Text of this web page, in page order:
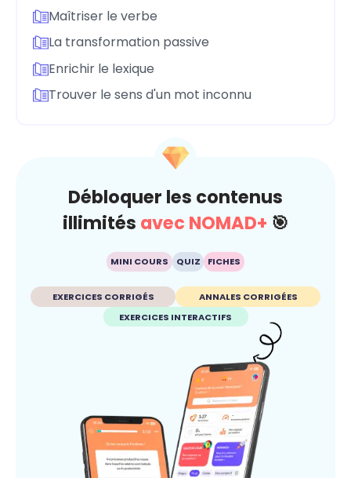
Maîtriser le verbe
La transformation passive
Enrichir le lexique
Trouver le sens d'un mot inconnu
Débloquer les contenus
illimités avec NOMAD+ 🎯
MINI COURS QUIZ FICHES
EXERCICES CORRIGÉS
ANNALES CORRIGÉES
EXERCICES INTERACTIFS